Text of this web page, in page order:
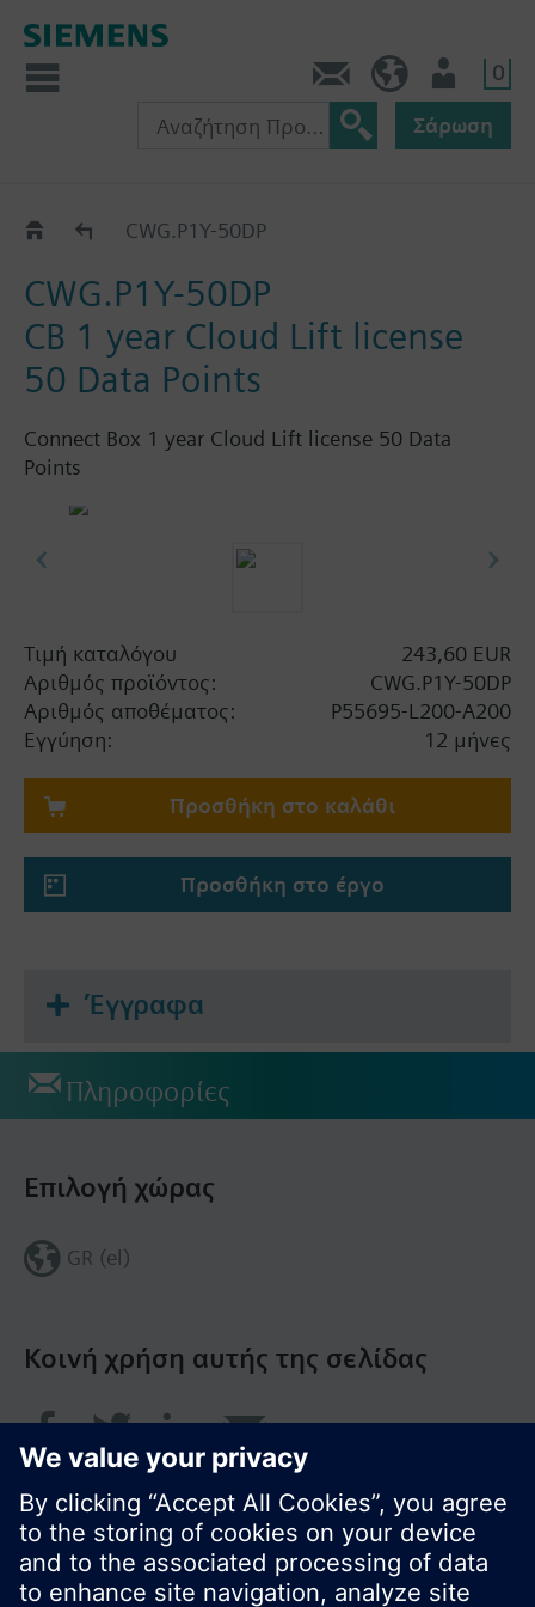
0
Σάρωση
Connect Box
CWG.P1Y-50DP
CWG.P1Y-50DP
CB 1 year Cloud Lift license
50 Data Points
Connect Box 1 year Cloud Lift license 50 Data
Points
Τιμή καταλόγου
243,60 EUR
Αριθμός προϊόντος:
CWG.P1Y-50DP
Αριθμός αποθέματος:
P55695-L200-A200
Εγγύηση:
12 μήνες
Προσθήκη στο καλάθι
Προσθήκη στο έργο
Έγγραφα
Πληροφορίες
Κοινή χρήση αυτής της σελίδας
Επιλογή χώρας
GR (el)